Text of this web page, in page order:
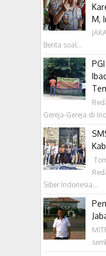
M,
Berita soal...
Gereja-Gereja di
Siber Indonesia...